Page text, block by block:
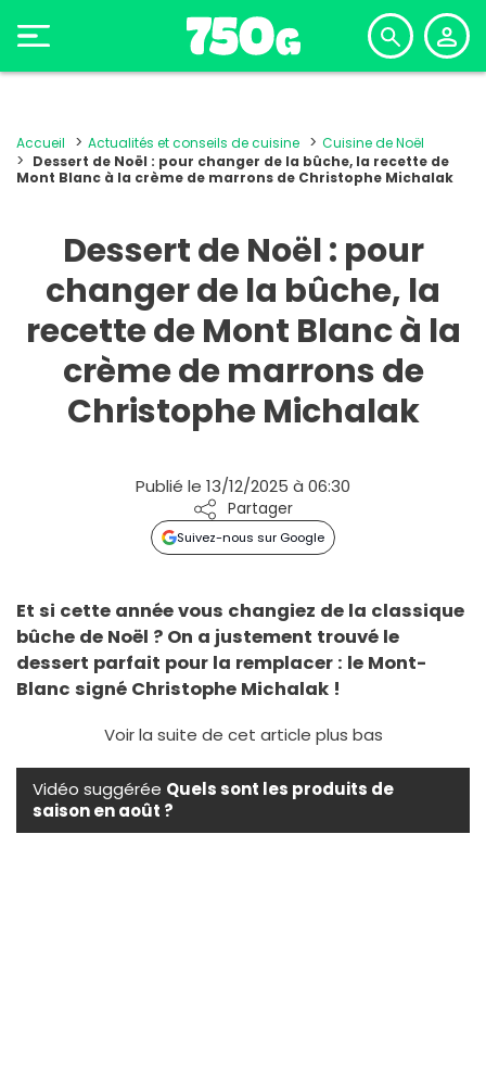
Accueil Actualités et conseils de cuisine
Cuisine de Noël
Dessert de Noël : pour changer de la bûche, la recette de
Mont Blanc à la crème de marrons de Christophe Michalak
Dessert de Noël : pour
changer de la bûche, la
recette de Mont Blanc à la
crème de marrons de
Christophe Michalak
Publié le 13/12/2025 à 06:30
Partager
Suivez-nous sur Google
Et si cette année vous changiez de la classique
bûche de Noël ? On a justement trouvé le
dessert parfait pour la remplacer : le Mont-
Blanc signé Christophe Michalak !
Voir la suite de cet article plus bas
Vidéo suggérée Quels sont les produits de
saison en août ?